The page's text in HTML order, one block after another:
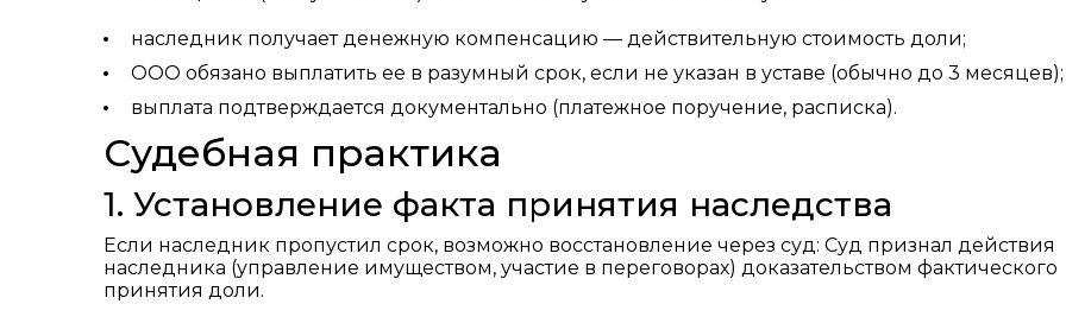
наследник получает денежную компенсацию — действительную стоимость доли;
ООО обязано выплатить ее в разумный срок, если не указан в уставе (обычно до 3 месяцев);
выплата подтверждается документально (платежное поручение, расписка).
Судебная практика
1. Установление факта принятия наследства
Если наследник пропустил срок, возможно восстановление через суд: Суд признал действия
наследника (управление имуществом, участие в переговорах) доказательством фактического
принятия доли.